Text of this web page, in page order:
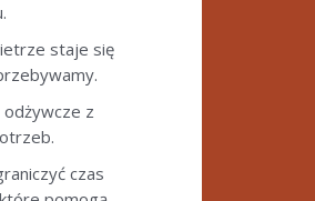
staje się
odżywcze z
czas